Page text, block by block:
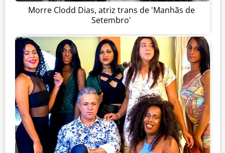
Morre Clodd Dias, atriz trans de 'Manhãs de
Setembro'